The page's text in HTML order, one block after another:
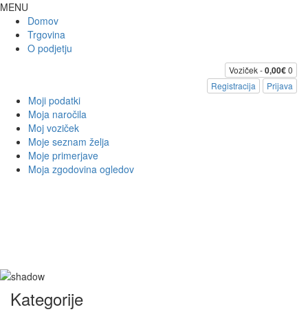
MENU
Domov
Trgovina
O podjetju
Voziček -0,00€0
Registracija
Prijava
Moji podatki
Moja naročila
Moj voziček
Moje seznam želja
Moje primerjave
Moja zgodovina ogledov
Kategorije